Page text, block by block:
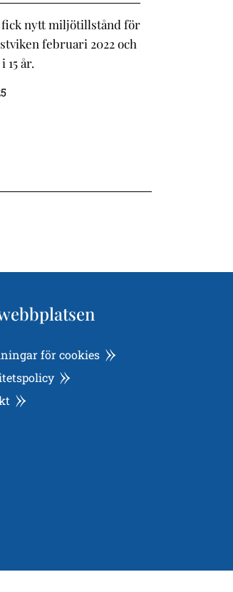
fick nytt miljötillstånd för
februari 2022 och
år.
för cookies